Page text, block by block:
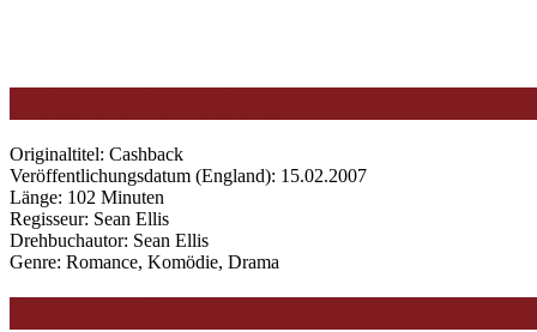
Originaltitel: Cashback
Veröffentlichungsdatum (England): 15.02.2007
Länge: 102 Minuten
Regisseur: Sean Ellis
Drehbuchautor: Sean Ellis
Genre: Romance, Komödie, Drama